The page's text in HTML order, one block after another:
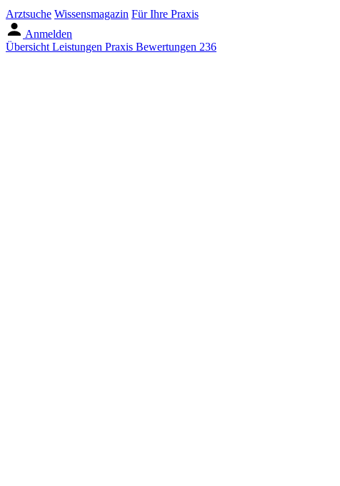
Arztsuche Wissensmagazin Für Ihre Praxis
Anmelden
Übersicht Leistungen Praxis Bewertungen 236